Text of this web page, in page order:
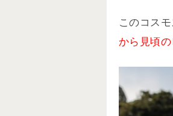
このコス
から見頃の